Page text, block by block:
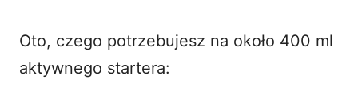
Oto, czego potrzebujesz na około 400 ml
aktywnego startera: